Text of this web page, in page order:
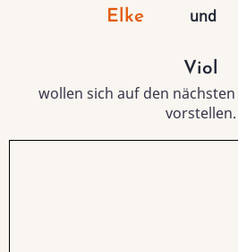
Elke und
Viol
wollen sich auf den
vorstellen.